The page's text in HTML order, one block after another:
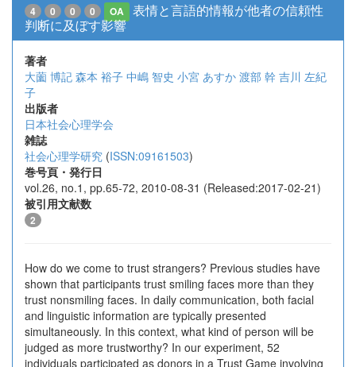
4 0 0 0 OA
表情と言語的情報が他者の信頼性
判断に及ぼす影響
著者
大薗 博記 森本 裕子 中嶋 智史 小宮 あすか 渡部 幹 吉川 左紀
子
出版者
日本社会心理学会
雑誌
社会心理学研究 (ISSN:09161503)
巻号頁・発行日
vol.26, no.1, pp.65-72, 2010-08-31 (Released:2017-02-21)
被引用文献数
2
How do we come to trust strangers? Previous studies have
shown that participants trust smiling faces more than they
trust nonsmiling faces. In daily communication, both facial
and linguistic information are typically presented
simultaneously. In this context, what kind of person will be
judged as more trustworthy? In our experiment, 52
individuals participated as donors in a Trust Game involving